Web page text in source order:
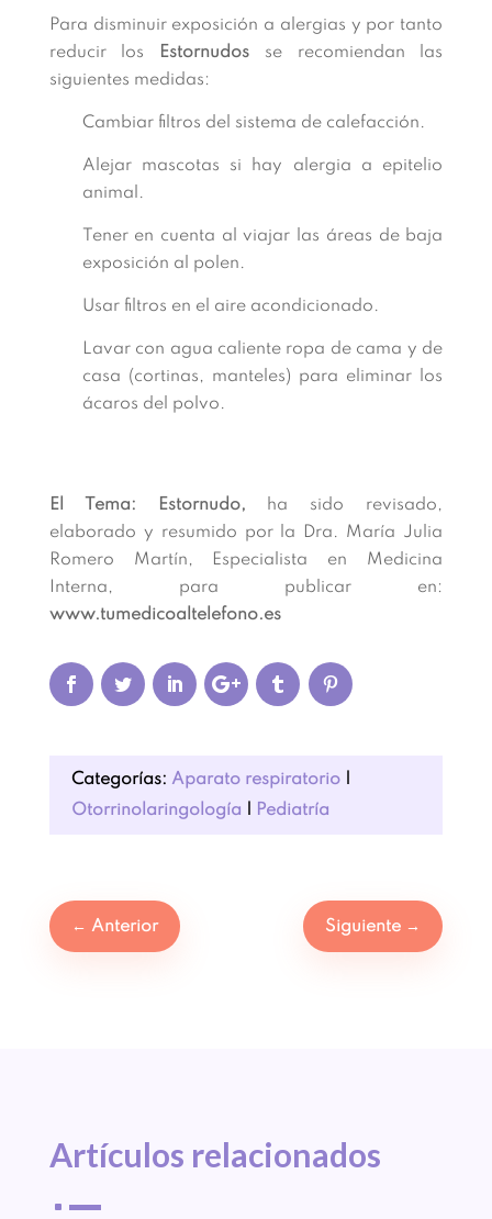
Para disminuir exposición a alergias y por tanto
reducir los
Estornudos se recomiendan las
siguientes medidas:
Cambiar filtros del sistema de calefacción.
Alejar mascotas si hay alergia a epitelio
animal.
Tener en cuenta al viajar las áreas de baja
exposición al polen.
Usar filtros en el aire acondicionado.
Lavar con agua caliente ropa de cama y de
casa (cortinas, manteles) para eliminar los
ácaros del polvo.
El Tema: Estornudo, ha sido revisado,
elaborado y resumido por la Dra. María Julia
Romero Martín, Especialista en Medicina
Interna, para publicar en:
www.tumedicoaltelefono.es
Categorías: Aparato respiratorio|
Otorrinolaringología
Pediatría
← Anterior Siguiente →
Artículos relacionados
^